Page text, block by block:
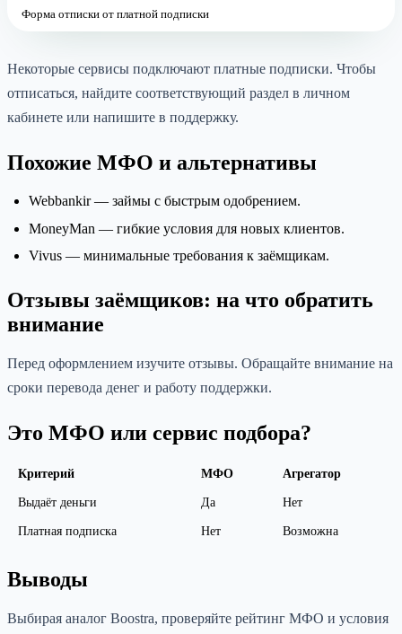
Форма отписки от платной подписки
Некоторые сервисы подключают платные подписки. Чтобы
отписаться, найдите соответствующий раздел в личном
кабинете или напишите в поддержку.
Похожие МФО и альтернативы
Webbankir — займы с быстрым одобрением.
MoneyMan — гибкие условия для новых клиентов.
Vivus — минимальные требования к заёмщикам.
Отзывы заёмщиков: на что обратить
внимание
Перед оформлением изучите отзывы. Обращайте внимание на
сроки перевода денег и работу поддержки.
Это МФО или сервис подбора?
Критерий МФО Агрегатор
Выдаёт деньги Да Нет
Платная подписка Нет Возможна
Выводы
Выбирая аналог Boostra, проверяйте рейтинг МФО и условия